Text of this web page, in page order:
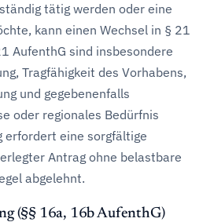
tätig werden oder eine
kann einen Wechsel in § 21
AufenthG sind insbesondere
Tragfähigkeit des Vorhabens,
und gegebenenfalls
oder regionales Bedürfnis
erfordert eine sorgfältige
Antrag ohne belastbare
abgelehnt.
(§§ 16a, 16b AufenthG)